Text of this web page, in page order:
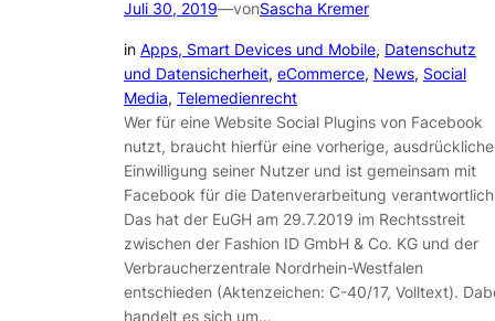
Juli 30, 2019—vonSascha Kremer
in Apps, Smart Devices und Mobile, Datenschutz
und Datensicherheit, eCommerce, News, Social
Media, Telemedienrecht
Wer für eine Website Social Plugins von Facebook
nutzt, braucht hierfür eine vorherige, ausdrückliche
Einwilligung seiner Nutzer und ist gemeinsam mit
Facebook für die Datenverarbeitung
Das hat der EuGH am 29.7.2019 im Rechtsstreit
zwischen der Fashion ID GmbH & Co. KG und der
Verbraucherzentrale Nordrhein-Westfalen
entschieden (Aktenzeichen: C-40/17, Volltext).
handelt es sich um…